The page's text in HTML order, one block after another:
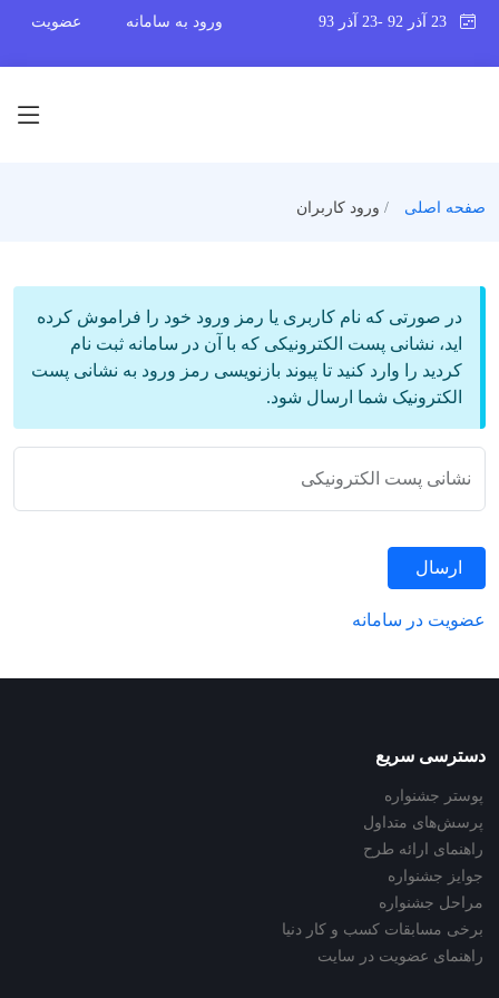
ورود به سامانه عضویت
صفحه اصلی ورود کاربران
در صورتی که نام کاربری یا رمز ورود خود را فراموش کرده
اید، نشانی پست الکترونیکی که با آن در سامانه ثبت نام
کردید را وارد کنید تا پیوند بازنویسی رمز ورود به نشانی پست
الکترونیک شما ارسال شود.
نشانی پست الکترونیکی
ارسال
عضویت در سامانه
دسترسی سریع
پوستر جشنواره
پرسش‌های متداول
راهنمای ارائه طرح
جوایز جشنواره
مراحل جشنواره
برخی مسابقات کسب و کار دنیا
راهنمای عضویت در سایت